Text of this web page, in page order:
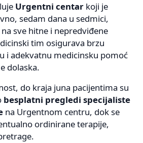
Urgentni centar koji je
sedam dana u sedmici,
sve hitne i nepredviđene
tim osigurava brzu
i adekvatnu medicinsku pomoć
dolaska.
do kraja juna pacijentima su
besplatni pregledi specijaliste
na Urgentnom centru, dok se
ordinirane terapije,